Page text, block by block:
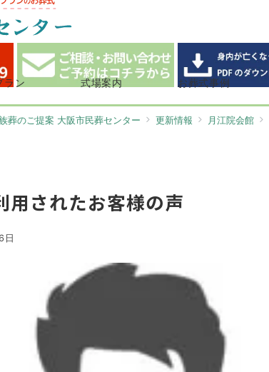
ラン 式場案内 お葬式事例
葬のご提案 大阪市民葬センター 更新情報 月江院会館
用されたお客様の声
日